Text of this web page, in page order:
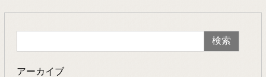
アーカイブ